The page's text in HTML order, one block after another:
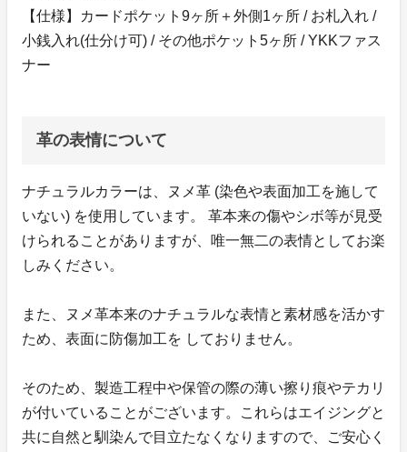
【仕様】カードポケット9ヶ所＋外側1ヶ所 / お札入れ /
小銭入れ(仕分け可) / その他ポケット5ヶ所 / YKKファス
ナー
革の表情について
ナチュラルカラーは、ヌメ革 (染色や表面加工を施して
いない) を使用しています。 革本来の傷やシボ等が見受
けられることがありますが、唯一無二の表情としてお楽
しみください。
また、ヌメ革本来のナチュラルな表情と素材感を活かす
ため、表面に防傷加工を しておりません。
そのため、製造工程中や保管の際の薄い擦り痕やテカリ
が付いていることがございます。これらはエイジングと
共に自然と馴染んで目立たなくなりますので、ご安心く